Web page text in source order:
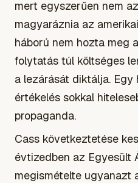
mert egyszerűen nem
magyaráznia az
háború nem hozta meg
folytatás túl költséges
a lezárását diktálja. Egy
értékelés sokkal
propaganda.
Cass következtetése
évtizedben az Egyesült
megismételte ugyanazt